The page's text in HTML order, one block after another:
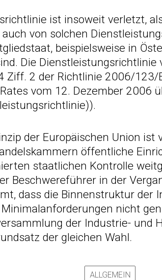
ist insoweit verletzt,
von solchen
beispielsweise in
Die Dienstleistungsrichtlinie
Ziff. 2 der Richtlinie 2006/123/
vom 12. Dezember 2006
der Europäischen Union
öffentliche
staatlichen Kontrolle
Beschwereführer in der
dass die Binnenstruktur der
nicht
der Industrie- und
der gleichen Wahl.
ALLGEMEIN